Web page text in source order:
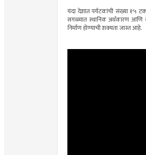
यंदा देशात पर्यटकांची संख्या १५
सगळ्यात स्थानिक अर्थकारण आणि
निर्माण होण्याची शक्यता जास्त आहे.